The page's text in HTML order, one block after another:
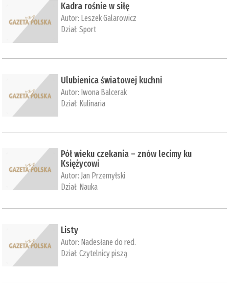
Kadra rośnie w siłę
Autor: Leszek Galarowicz
Dział:Sport
Ulubienica światowej kuchni
Autor: Iwona Balcerak
Dział: Kulinaria
Pół wieku czekania – znów lecimy ku
Księżycowi
Autor: Jan Przemyłski
Dział: Nauka
Listy
Autor: Nadesłane do red.
Dział:Czytelnicy piszą